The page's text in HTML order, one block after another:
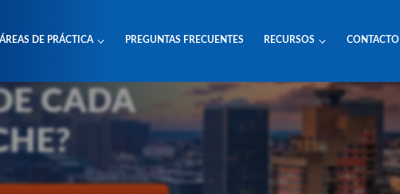
ÁREAS DE PRÁCTICA PREGUNTAS FRECUENTES RECURSOS CONTACTO
VER A UN
CADA